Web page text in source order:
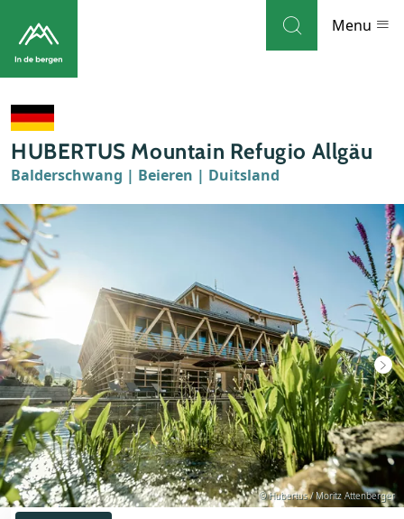
Menu
Bestemmingen
Weblog
Accommodaties
Thema's
Bezienswaardigheden
Tips
HUBERTUS Mountain Refugio Allgäu
Balderschwang | Beieren | Duitsland
© Hubertus / Moritz Attenberger